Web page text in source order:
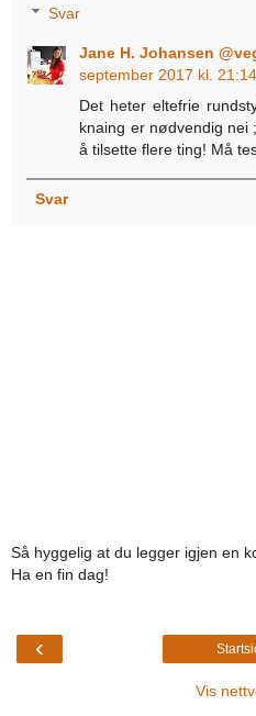
Svar
Jane H. Johansen
september 2017 kl. 21:14
Det heter eltefrie
knaing er nødvendig nei
å tilsette flere ting! Må
Svar
Så hyggelig at du legger igjen en
Ha en fin dag!
‹
Vis